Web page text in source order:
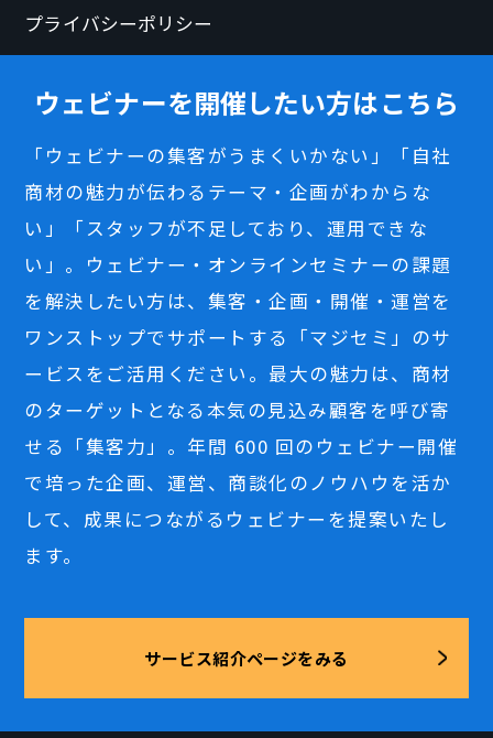
プライバシーポリシー
ウェビナーを開催したい方はこちら
「ウェビナーの集客がうまくいかない」「自社
商材の魅力が伝わるテーマ・企画がわからな
い」「スタッフが不足しており、運用できな
い」。ウェビナー・オンラインセミナーの課題
を解決したい方は、集客・企画・開催・運営を
ワンストップでサポートする「マジセミ」のサ
ービスをご活用ください。最大の魅力は、商材
のターゲットとなる本気の見込み顧客を呼び寄
せる「集客力」。年間 600 回のウェビナー開催
で培った企画、運営、商談化のノウハウを活か
して、成果につながるウェビナーを提案いたし
ます。
サービス紹介ページをみる